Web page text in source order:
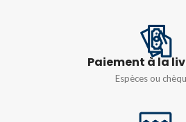
Paiement à la
Espèces ou